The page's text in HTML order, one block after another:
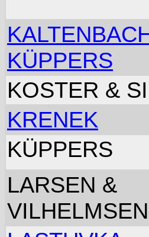
KÜPPERS
KOSTER &
KRENEK
KÜPPERS
LARSEN &
VILHELMSEN